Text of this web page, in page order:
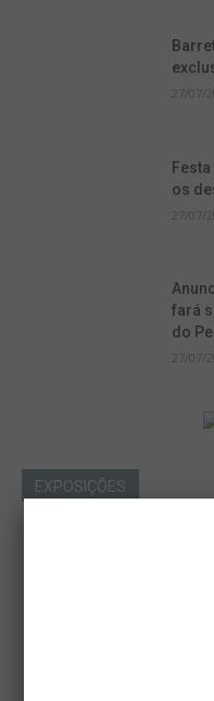
27/07/
os
27/07/
fará
do
27/07/
EXPOSIÇÕES